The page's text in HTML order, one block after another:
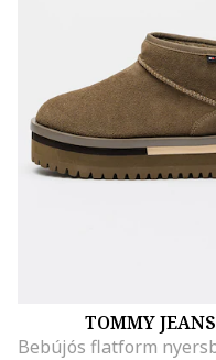
TOMMY JEANS